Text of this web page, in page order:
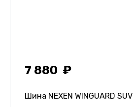
7 880
Шина NEXEN WINGUARD SUV